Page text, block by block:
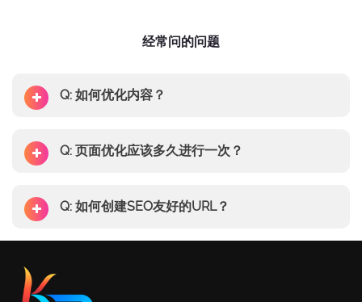
经常问的问题
Q: 如何优化内容？
Q: 页面优化应该多久进行一次？
Q: 如何创建SEO友好的URL？